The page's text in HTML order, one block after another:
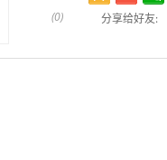
(0) 分享给好友: